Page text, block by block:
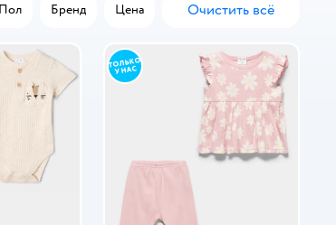
Пол Бренд Цена Очистить всё